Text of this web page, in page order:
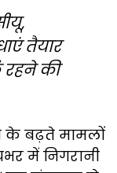
तैयार
रहने की
के बढ़ते मामलों
में निगरानी